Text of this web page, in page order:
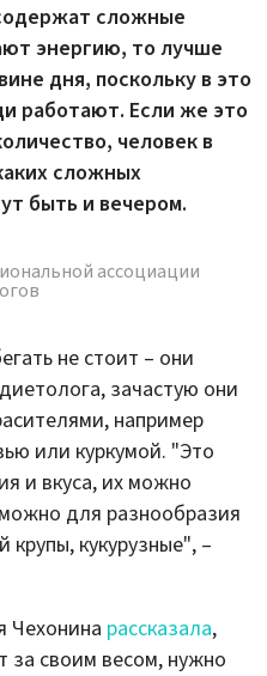
сложные
энергию, то лучше
дня, поскольку в это
работают. Если же это
человек в
сложных
быть и вечером.
ассоциации
не стоит – они
зачастую они
например
или куркумой. "Это
и вкуса, их можно
для разнообразия
крупы, кукурузные", –
Чехонина рассказала,
за своим весом, нужно